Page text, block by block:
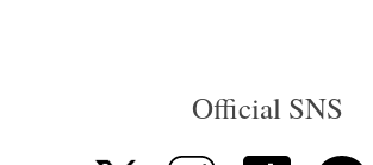
Official SNS